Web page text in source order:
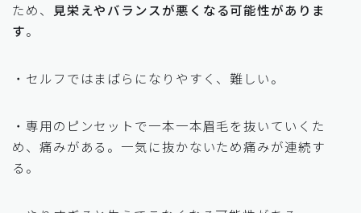
ため、
見栄えやバランスが悪くなる可能性がありま
す。
・セルフではまばらになりやすく、難しい。
・専用のピンセットで一本一本眉毛を抜いていくた
め、痛みがある。一気に抜かないため痛みが連続す
る。